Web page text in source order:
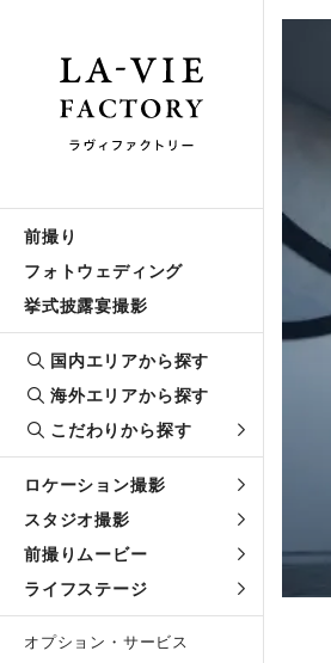
前撮り
フォトウェディング
挙式披露宴撮影
国内エリアから探す
海外エリアから探す
こだわりから探す
ロケーション撮影
スタジオ撮影
前撮りムービー
ライフステージ
オプション・サービス